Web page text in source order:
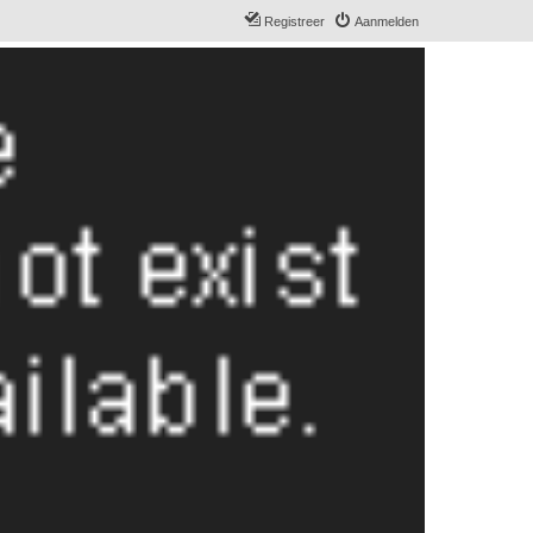
Aanmelden
Registreer